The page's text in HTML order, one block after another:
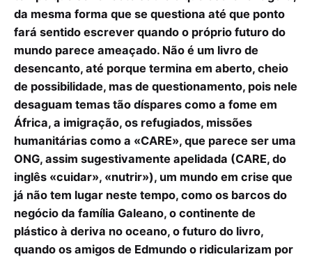
da mesma forma que se questiona até que ponto
fará sentido escrever quando o próprio futuro do
mundo parece ameaçado. Não é um livro de
desencanto, até porque termina em aberto, cheio
de possibilidade, mas de questionamento, pois nele
desaguam temas tão díspares como a fome em
África, a imigração, os refugiados, missões
humanitárias como a «CARE», que parece ser uma
ONG, assim sugestivamente apelidada (CARE, do
inglês «cuidar», «nutrir»), um mundo em crise que
já não tem lugar neste tempo, como os barcos do
negócio da família Galeano, o continente de
plástico à deriva no oceano, o futuro do livro,
quando os amigos de Edmundo o ridicularizam por